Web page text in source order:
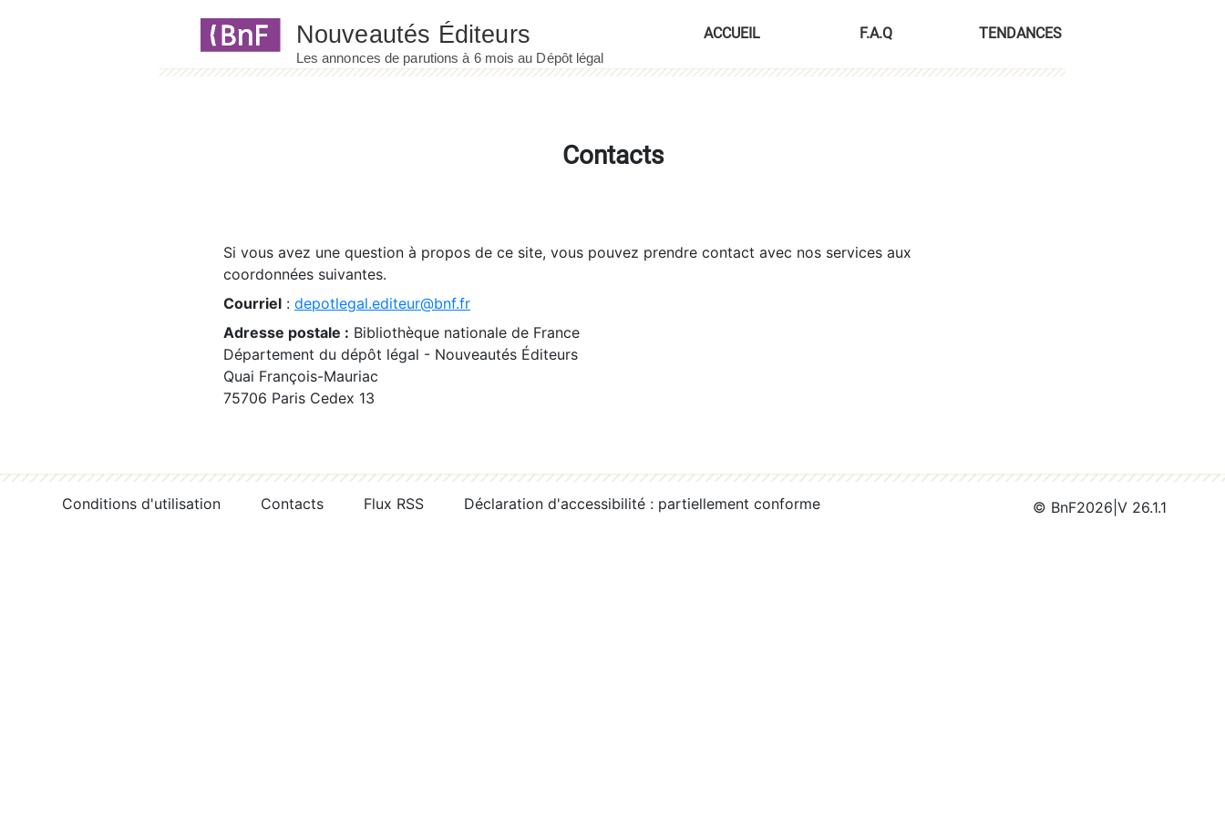
ACCUEIL F.A.Q TENDANCES
Contacts
Si vous avez une question à propos de ce site, vous pouvez prendre contact avec nos services aux
coordonnées suivantes.
Courriel : depotlegal.editeur@bnf.fr
Adresse postale : Bibliothèque nationale de France
Département du dépôt légal - Nouveautés Éditeurs
Quai François-Mauriac
75706 Paris Cedex 13
Conditions d'utilisation Contacts Flux RSS Déclaration d'accessibilité : partiellement conforme © BnF2026 V 26.1.1